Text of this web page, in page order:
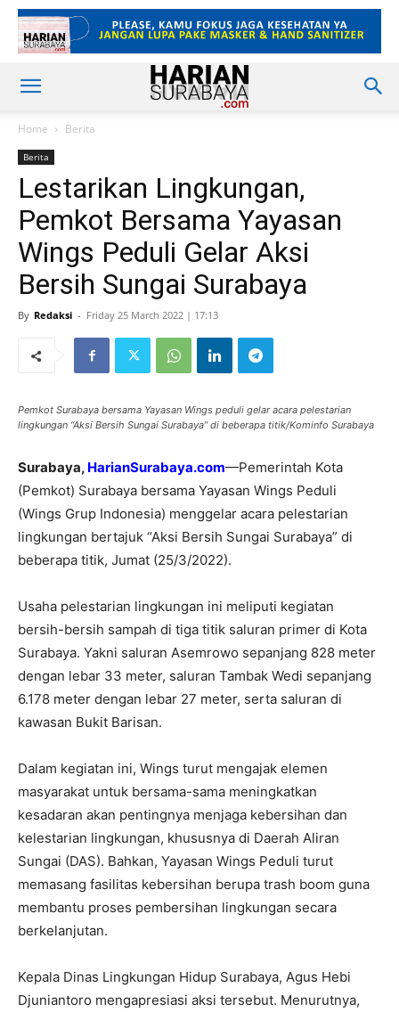
Home Berita
Berita
Lestarikan Lingkungan,
Pemkot Bersama Yayasan
Wings Peduli Gelar Aksi
Bersih Sungai Surabaya
By Redaksi - Friday 25 March 2022 | 17:13
Pemkot Surabaya bersama Yayasan Wings peduli gelar acara pelestarian
lingkungan “Aksi Bersih Sungai Surabaya” di beberapa titik/Kominfo Surabaya
Surabaya, HarianSurabaya.com—Pemerintah Kota
(Pemkot) Surabaya bersama Yayasan Wings Peduli
(Wings Grup Indonesia) menggelar acara pelestarian
lingkungan bertajuk “Aksi Bersih Sungai Surabaya” di
beberapa titik, Jumat (25/3/2022).
Usaha pelestarian lingkungan ini meliputi kegiatan
bersih-bersih sampah di tiga titik saluran primer di Kota
Surabaya. Yakni saluran Asemrowo sepanjang 828 meter
dengan lebar 33 meter, saluran Tambak Wedi sepanjang
6.178 meter dengan lebar 27 meter, serta saluran di
kawasan Bukit Barisan.
Dalam kegiatan ini, Wings turut mengajak elemen
masyarakat untuk bersama-sama meningkatkan
kesadaran akan pentingnya menjaga kebersihan dan
kelestarian lingkungan, khususnya di Daerah Aliran
Sungai (DAS). Bahkan, Yayasan Wings Peduli turut
memasang fasilitas kebersihan berupa trash boom guna
membantu proses pembersihan lingkungan secara
berkelanjutan.
Kepala Dinas Lingkungan Hidup Surabaya, Agus Hebi
Djuniantoro mengapresiasi aksi tersebut. Menurutnya,